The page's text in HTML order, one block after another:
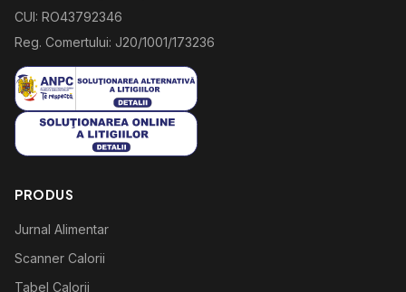
CUI: RO43792346
Reg. Comertului: J20/1001/173236
PRODUS
Jurnal Alimentar
Scanner Calorii
Tabel Calorii